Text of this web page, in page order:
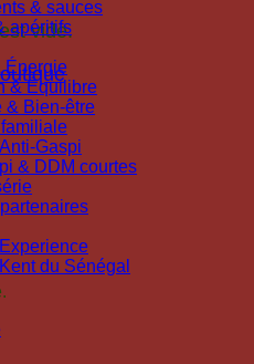
vide.
& sauces
apéritifs
Énergie
& Équilibre
& Bien-être
Gaspi
& DDM courtes
du Sénégal